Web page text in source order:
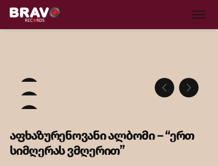
აფხაზურენოვანი ალბომი – “ერთ
სიმღერას ვმღერით”